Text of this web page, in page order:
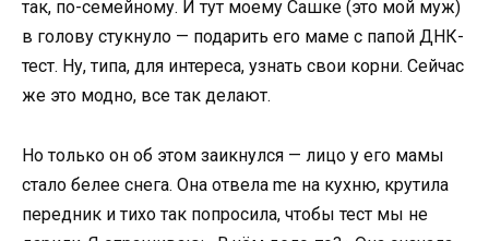
так, по-семейному. И тут моему Сашке (это мой муж)
в голову стукнуло — подарить его маме с папой ДНК-
тест. Ну, типа, для интереса, узнать свои корни. Сейчас
же это модно, все так делают.
Но только он об этом заикнулся — лицо у его мамы
стало белее снега. Она отвела me на кухню, крутила
передник и тихо так попросила, чтобы тест мы не